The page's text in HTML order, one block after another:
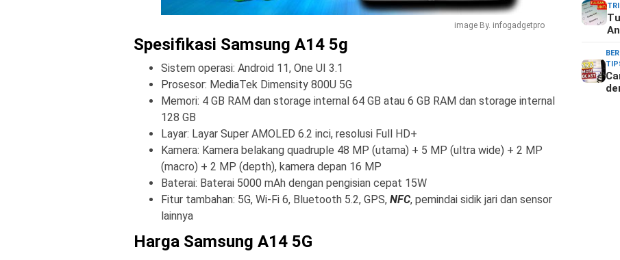
image By. infogadgetpro
Spesifikasi Samsung A14 5g
Sistem operasi: Android 11, One UI 3.1
Prosesor: MediaTek Dimensity 800U 5G
Memori: 4 GB RAM dan storage internal 64 GB atau 6 GB RAM dan storage internal
128 GB
Layar: Layar Super AMOLED 6.2 inci, resolusi Full HD+
Kamera: Kamera belakang quadruple 48 MP (utama) + 5 MP (ultra wide) + 2 MP
(macro) + 2 MP (depth), kamera depan 16 MP
Baterai: Baterai 5000 mAh dengan pengisian cepat 15W
Fitur tambahan: 5G, Wi-Fi 6, Bluetooth 5.2, GPS, NFC, pemindai sidik jari dan sensor
lainnya
Harga Samsung A14 5G